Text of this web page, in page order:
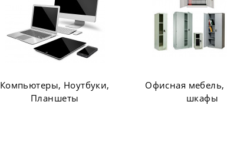
Офисная мебель, сейфы,
шкафы
Ручной